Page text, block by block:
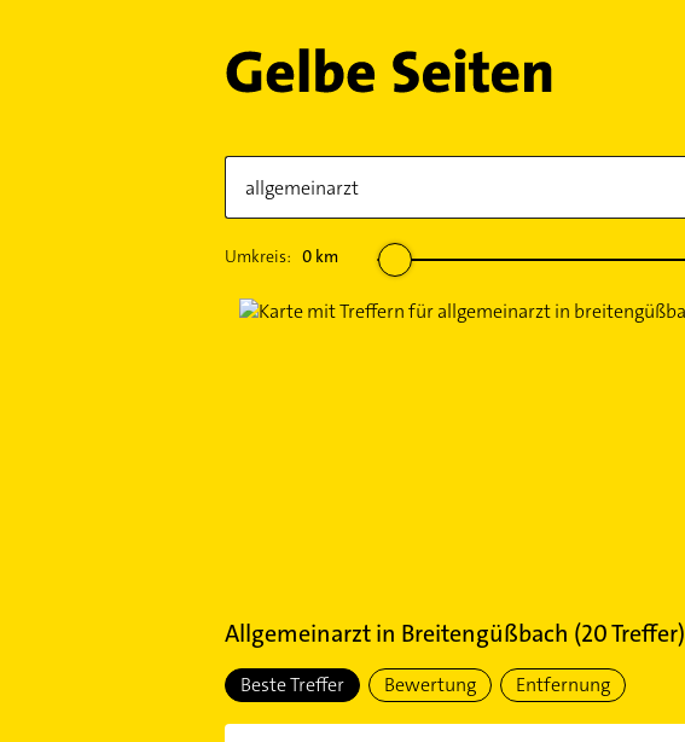
Umkreis: 0km
Allgemeinarztin Breitengüßbach (20Treffer)
Beste Treffer Bewertung Entfernung